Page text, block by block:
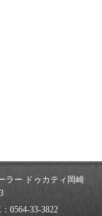
ラー ドゥカティ岡崎
0564-33-3822